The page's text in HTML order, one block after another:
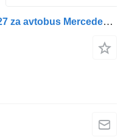
Zadnji most ZF AV 132/87 I=5,27 za avtobus Mercedes-Benz Citaro